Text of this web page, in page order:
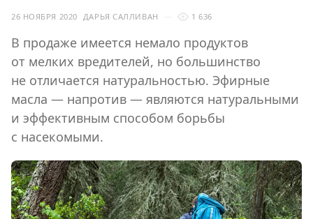
26 НОЯБРЯ 2020 ДАРЬЯ САЛЛИВАН 1 636
В продаже имеется немало продуктов
от мелких вредителей, но большинство
не отличается натуральностью. Эфирные
масла — напротив — являются натуральными
и эффективным способом борьбы
с насекомыми.